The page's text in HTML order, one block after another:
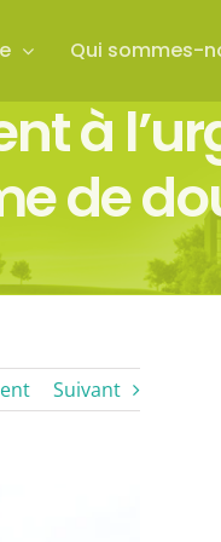
Qui sommes-
à
de
Suivant